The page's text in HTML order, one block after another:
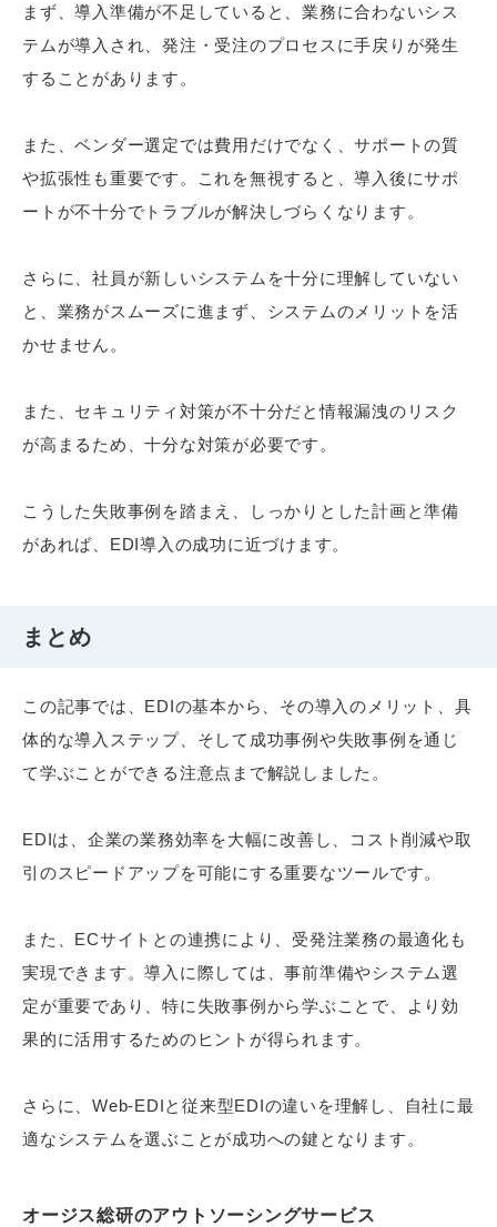
まず、導入準備が不足していると、業務に合わないシス
テムが導入され、発注・受注のプロセスに手戻りが発生
することがあります。
また、ベンダー選定では費用だけでなく、サポートの質
や拡張性も重要です。これを無視すると、導入後にサポ
ートが不十分でトラブルが解決しづらくなります。
さらに、社員が新しいシステムを十分に理解していない
と、業務がスムーズに進まず、システムのメリットを活
かせません。
また、セキュリティ対策が不十分だと情報漏洩のリスク
が高まるため、十分な対策が必要です。
こうした失敗事例を踏まえ、しっかりとした計画と準備
があれば、EDI導入の成功に近づけます。
まとめ
この記事では、EDIの基本から、その導入のメリット、具
体的な導入ステップ、そして成功事例や失敗事例を通じ
て学ぶことができる注意点まで解説しました。
EDIは、企業の業務効率を大幅に改善し、コスト削減や取
引のスピードアップを可能にする重要なツールです。
また、ECサイトとの連携により、受発注業務の最適化も
実現できます。導入に際しては、事前準備やシステム選
定が重要であり、特に失敗事例から学ぶことで、より効
果的に活用するためのヒントが得られます。
さらに、Web-EDIと従来型EDIの違いを理解し、自社に最
適なシステムを選ぶことが成功への鍵となります。
オージス総研のアウトソーシングサービス